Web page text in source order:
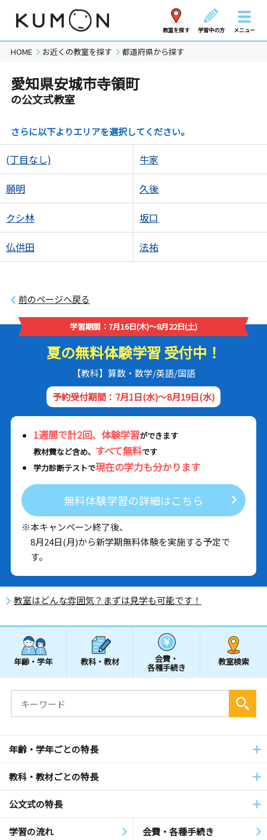
教室を探す 学習中の方 メニュー
HOME お近くの教室を探す 都道府県から探す
愛知県安城市寺領町
の公文式教室
さらに以下よりエリアを選択してください。
(丁目なし) 牛家
願明 久後
クシ林 坂口
仏供田 法祐
前のページへ戻る
学習期間：7月16日(木)～8月22日(土)
夏の無料体験学習 受付中！
【教科】算数・数学/英語/国語
予約受付期間：7月1日(水)～8月19日(水)
1週間で計2回、体験学習ができます
教材費など含め、 すべて無料です
学力診断テストで現在の学力も分かります
無料体験学習の詳細はこちら
※本キャンペーン終了後、
8月24日(月)から新学期無料体験を実施する予定で
す。
教室はどんな雰囲気？まずは見学も可能です！
年齢・学年 教科・教材 会費・
各種手続き
教室検索
年齢・学年ごとの特長
教科・教材ごとの特長
公文式の特長
学習の流れ 会費・各種手続き